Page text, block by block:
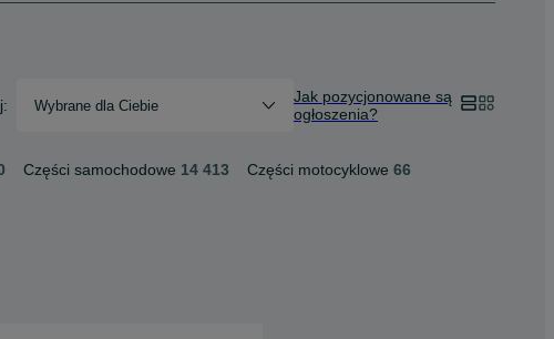
Wybrane dla Ciebie
Jak pozycjonowane są
ogłoszenia?
Części samochodowe 14 413 Części motocyklowe 66